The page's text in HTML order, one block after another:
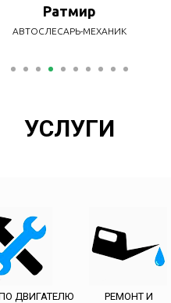
Леонид
АВТОСЛЕСАРЬ-МЕХАНИК
УСЛУГИ
ДВИГАТЕЛЮ
РЕМОНТ И